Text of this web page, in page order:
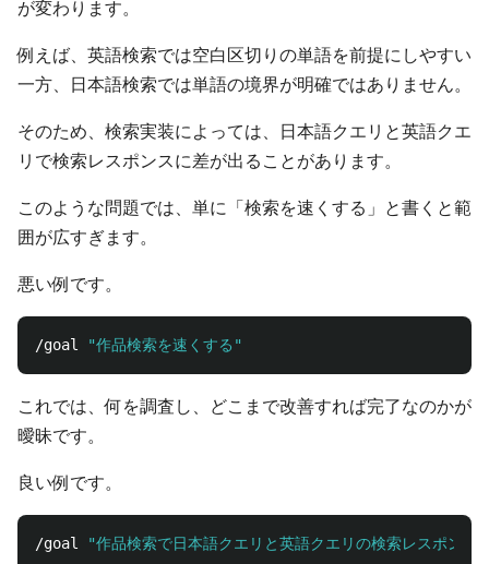
が変わります。
例えば、英語検索では空白区切りの単語を前提にしやすい
一方、日本語検索では単語の境界が明確ではありません。
そのため、検索実装によっては、日本語クエリと英語クエ
リで検索レスポンスに差が出ることがあります。
このような問題では、単に「検索を速くする」と書くと範
囲が広すぎます。
悪い例です。
/goal "作品検索を速くする"
これでは、何を調査し、どこまで改善すれば完了なのかが
曖昧です。
良い例です。
/goal "作品検索で日本語クエリと英語クエリの検索レスポン